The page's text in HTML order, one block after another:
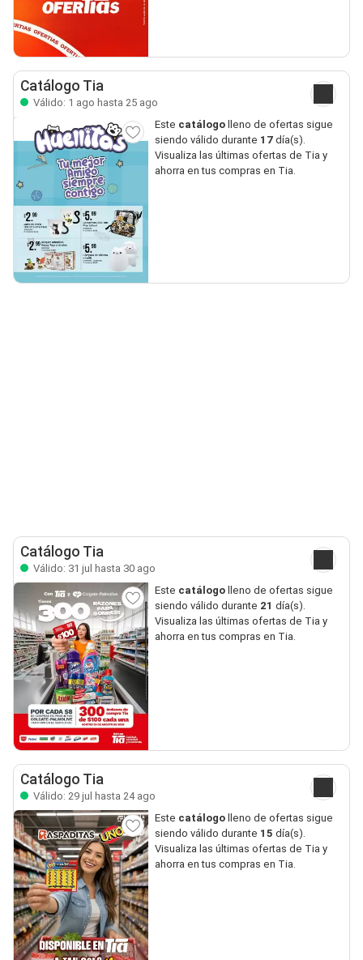
Catálogo Tia
Válido: 1 ago hasta 25 ago
Este catálogo lleno de ofertas sigue
siendo válido durante 17día(s).
Visualiza las últimas ofertas de Tia y
ahorra en tus compras en Tia.
Catálogo Tia
Válido: 31 jul hasta 30 ago
Este catálogo lleno de ofertas sigue
siendo válido durante 21 día(s).
Visualiza las últimas ofertas de Tia y
ahorra en tus compras en Tia.
Catálogo Tia
Válido: 29 jul hasta 24 ago
Este catálogo lleno de ofertas sigue
siendo válido durante 15 día(s).
Visualiza las últimas ofertas de Tia y
ahorra en tus compras en Tia.